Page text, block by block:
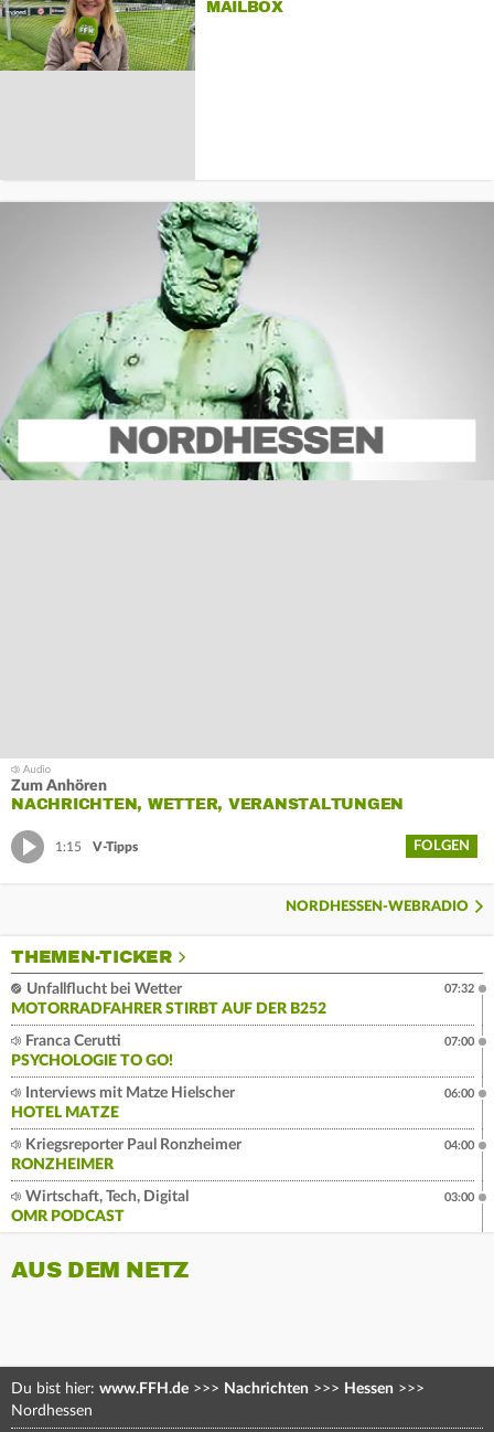
MAILBOX
Zum Anhören
NACHRICHTEN, WETTER, VERANSTALTUNGEN
1:15 V-Tipps FOLGEN
NORDHESSEN-WEBRADIO
THEMEN-TICKER
Unfallflucht bei Wetter
MOTORRADFAHRER STIRBT AUF DER B252
07:32
Franca Cerutti
PSYCHOLOGIE TO GO!
07:00
Interviews mit Matze Hielscher
HOTEL MATZE
06:00
Kriegsreporter Paul Ronzheimer
RONZHEIMER
04:00
Wirtschaft, Tech, Digital
OMR PODCAST
03:00
AUS DEM NETZ
Du bist hier: www.FFH.de >>> Nachrichten >>> Hessen >>>
Nordhessen